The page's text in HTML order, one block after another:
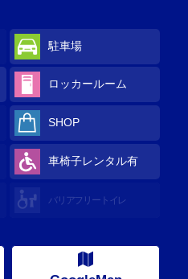
駐車場
ロッカールーム
SHOP
車椅子レンタル有
バリアフリートイレ